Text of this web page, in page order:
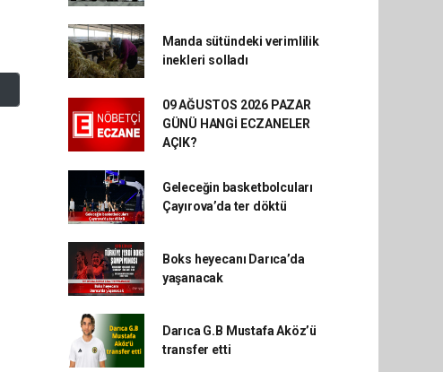
Manda sütündeki verimlilik
inekleri solladı
09 AĞUSTOS 2026 PAZAR
GÜNÜ HANGİ ECZANELER
AÇIK?
Geleceğin basketbolcuları
Çayırova’da ter döktü
Boks heyecanı Darıca’da
yaşanacak
Darıca G.B Mustafa Aköz’ü
transfer etti